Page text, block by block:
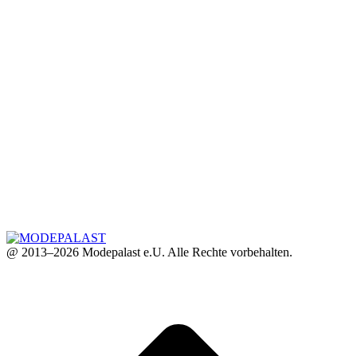
@ 2013–2026 Modepalast e.U. Alle Rechte vorbehalten.